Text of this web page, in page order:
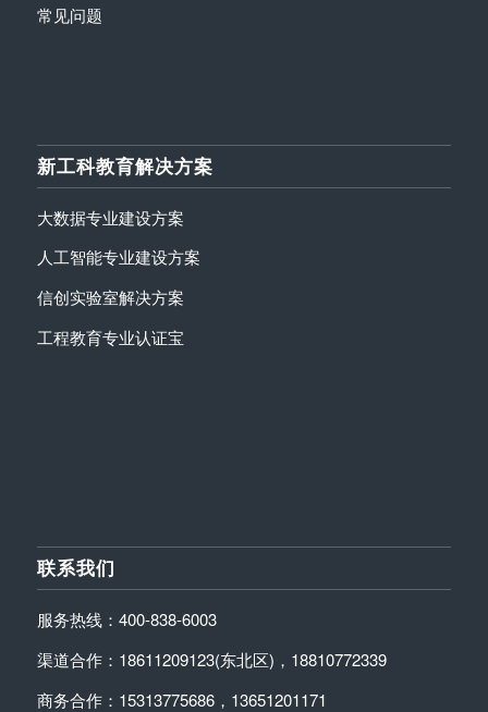
常见问题
新工科教育解决方案
大数据专业建设方案
人工智能专业建设方案
信创实验室解决方案
工程教育专业认证宝
联系我们
服务热线：400-838-6003
渠道合作：18611209123(东北区)，18810772339
商务合作：15313775686，13651201171